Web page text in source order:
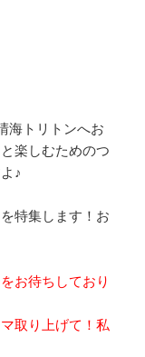
海トリトンへお
楽しむためのつ
♪
特集します！お
お待ちしており
取り上げて！私